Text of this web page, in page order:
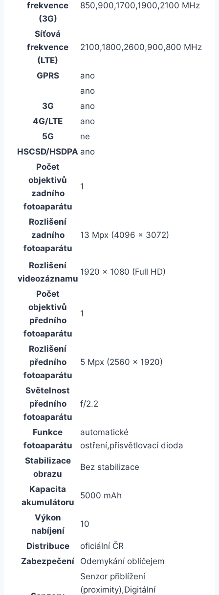
frekvence
(3G)
850,900,1700,1900,2100 MHz
Síťová
frekvence
(LTE)
2100,1800,2600,900,800 MHz
GPRS
ano
ano
3G
ano
4G/LTE
ano
5G
ne
HSCSD/HSDPA ano
Počet
objektivů
zadního
fotoaparátu
1
Rozlišení
zadního
fotoaparátu
13 Mpx (4096 x 3072)
Rozlišení
videozáznamu
1920 x 1080 (Full HD)
Počet
objektivů
předního
fotoaparátu
1
Rozlišení
předního
fotoaparátu
5 Mpx (2560 x 1920)
Světelnost
předního
fotoaparátu
f/2.2
Funkce
fotoaparátu
automatické
ostření,přisvětlovací dioda
Stabilizace
obrazu
Bez stabilizace
Kapacita
akumulátoru
5000 mAh
Výkon
nabíjení
10
Distribuce
oficiální ČR
Zabezpečení
Odemykání obličejem
Senzor přiblížení
(proximity),Digitální